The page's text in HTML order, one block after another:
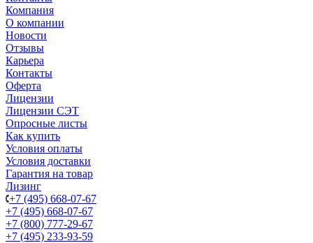
Компания
О компании
Новости
Отзывы
Карьера
Контакты
Оферта
Лицензии
Лицензии СЭТ
Опросные листы
Как купить
Условия оплаты
Условия доставки
Гарантия на товар
Лизинг
+7 (495) 668-07-67
+7 (495) 668-07-67
+7 (800) 777-29-67
+7 (495) 233-93-59